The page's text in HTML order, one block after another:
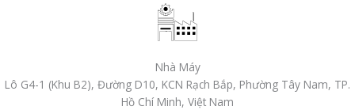
Nhà Máy
Lô G4-1 (Khu B2), Đường D10, KCN Rạch Bắp, Phường Tây Nam, TP.
Hồ Chí Minh, Việt Nam